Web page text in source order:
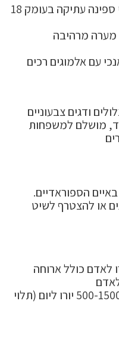
– שרידי ספינה עתיקה בעומק 18
מערה מרהיבה
עם אלמוגים רכים
ודגים צבעוניים
מושלם למשפחות
הספוראדיים.
או להצטרף לשיט
– 500-1500 יורו ליום (תלוי